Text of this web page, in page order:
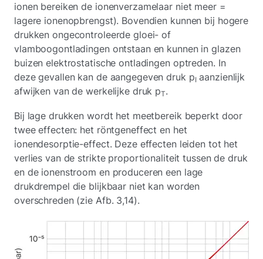
ionen bereiken de ionenverzamelaar niet meer =
lagere ionenopbrengst). Bovendien kunnen bij hogere
drukken ongecontroleerde gloei- of
vlamboogontladingen ontstaan en kunnen in glazen
buizen elektrostatische ontladingen optreden. In
deze gevallen kan de aangegeven druk pI aanzienlijk
afwijken van de werkelijke druk pT.
Bij lage drukken wordt het meetbereik beperkt door
twee effecten: het röntgeneffect en het
ionendesorptie-effect. Deze effecten leiden tot het
verlies van de strikte proportionaliteit tussen de druk
en de ionenstroom en produceren een lage
drukdrempel die blijkbaar niet kan worden
overschreden (zie Afb. 3,14).